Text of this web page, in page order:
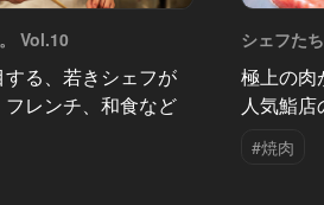
Vol.10
る、若きシェフが
レンチ、和食など
シェフた
極上の肉
人気鮨
#焼肉